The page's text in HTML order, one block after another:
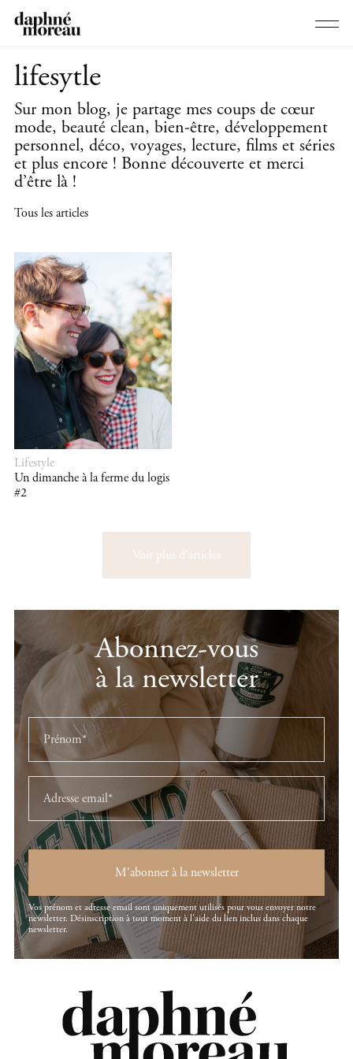
lifesytle
Sur mon blog, je partage mes coups de cœur
mode, beauté clean, bien-être, développement
personnel, déco, voyages, lecture, films et séries
et plus encore ! Bonne découverte et merci
d’être là !
Tous les articles
Lifestyle
Un dimanche à la ferme du logis
#2
Voir plus d'articles
Abonnez-vous
à la newsletter
M'abonner à la newsletter
Vos prénom et adresse email sont uniquement utilisés pour vous envoyer notre
newsletter. Désinscription à tout moment à l'aide du lien inclus dans chaque
newsletter.